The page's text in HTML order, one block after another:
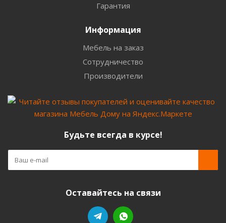
Гарантия
Информация
Мебель на заказ
Сотрудничество
Производители
Будьте всегда в курсе!
Оставайтесь на связи